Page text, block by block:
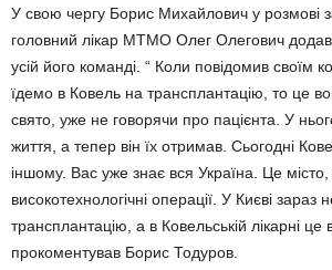
У свою чергу Борис Михайлович у розмові
головний лікар МТМО Олег Олегович додав
усій його команді. “ Коли повідомив своїм
їдемо в Ковель на трансплантацію, то це
свято, уже не говорячи про пацієнта. У
життя, а тепер він їх отримав. Сьогодні
іншому. Вас уже знає вся Україна. Це
високотехнологічні операції. У Києві зараз
трансплантацію, а в Ковельській лікарні це
прокоментував Борис Тодуров.